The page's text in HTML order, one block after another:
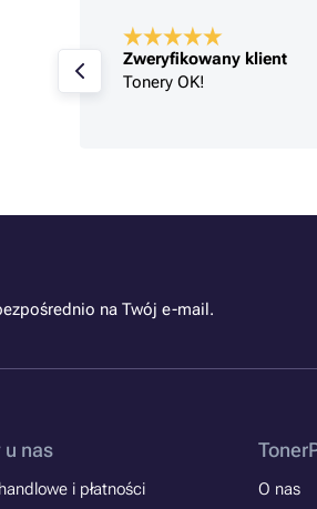
Zweryfikowany klient
Tonery OK!
na Twój e-mail.
u nas
i płatności
O nas